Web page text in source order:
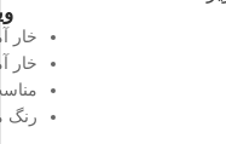
خار
خار
رنگ